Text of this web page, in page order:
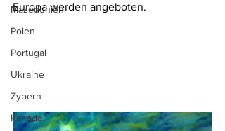
Mazedonien
Polen
Portugal
Ukraine
Zypern
Kanada
Europa werden angeboten.